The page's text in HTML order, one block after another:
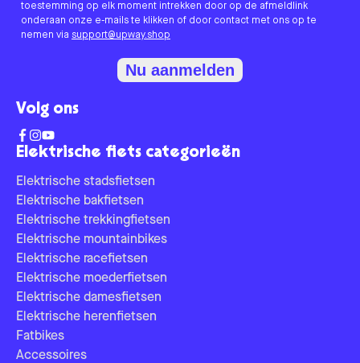
Elektrische fiets categorieën
Elektrische stadsfietsen
Elektrische bakfietsen
Elektrische trekkingfietsen
Elektrische mountainbikes
Elektrische racefietsen
Elektrische moederfietsen
Elektrische damesfietsen
Elektrische herenfietsen
Fatbikes
Accessoires
toestemming op elk moment intrekken door op de afmeldlink
onderaan onze e-mails te klikken of door contact met ons op te
nemen via support@upway.shop
Nu aanmelden
Volg ons